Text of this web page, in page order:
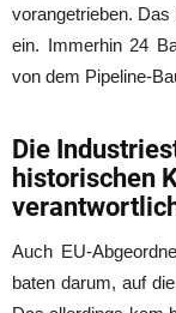
vorangetrieben. Das
ein. Immerhin 24
von dem Pipeline-
Die
historischen
Auch EU-
baten darum, auf